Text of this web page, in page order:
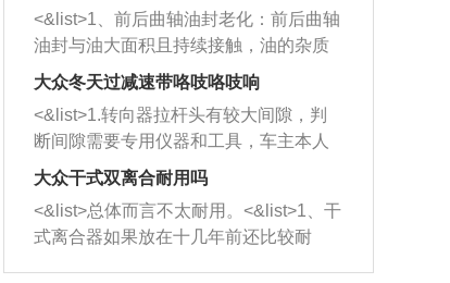
西取出来。但如果是因为积碳过多引起
的堵塞，就需要将三元催化器泡在草酸
洗剂对堵塞的情况得到解决，将清洗剂
放在燃油箱中，与燃油混合后，车辆启
动时，就可以和汽油一起进入到燃烧
室，最后形成废气排出，就可以让三元
催化器得到清洗，排气管堵塞的情况就
能够得到解决。
一圈半的练习，往右同样也要打相同的
圈数。 <&list>3、最后强调要反复练
习，这样就可以形成肌肉记忆，在真实
驾驶车辆时，不需要记忆也能打好方
向。
<&list>1、前后曲轴油封老化：前后曲轴
油封与油大面积且持续接触，油的杂质
和发动机内持续温度变化使其密封效果
逐渐减弱，导致渗油或漏油。<&list>2、
活塞间隙过大：积碳会使活塞环与缸体
的间隙扩大，导致机油流入燃烧室中，
造成烧机油。<&list>3、机油粘度。使用
机油粘度过小的话，同样会有烧机油现
象，机油粘度过小具有很好的流动性，
大众冬天过减速带咯吱咯吱响
<&list>1.转向器拉杆头有较大间隙，判
断间隙需要专用仪器和工具，车主本人
无法制作，需要将车辆送到修理厂或4s
店；<&list>2.车辆半轴套管防尘罩破
裂，破裂后会出现漏油现象，使半轴磨
损严重，磨损的半轴容易损坏，产生异
响；<&list>3.稳定器的转向胶套和球头
大众干式双离合耐用吗
<&list>总体而言不太耐用。<&list>1、干
式离合器如果放在十几年前还比较耐